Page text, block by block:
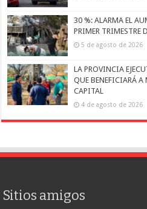
30 %: ALARMA EL
PRIMER TRIMESTRE
5 de agosto de 2026
LA PROVINCIA
QUE BENEFICIARÁ
CAPITAL
4 de agosto de 2026
Sitios amigos